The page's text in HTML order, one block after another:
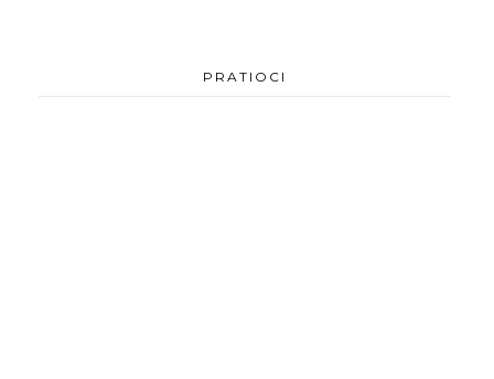
PRATIOCI